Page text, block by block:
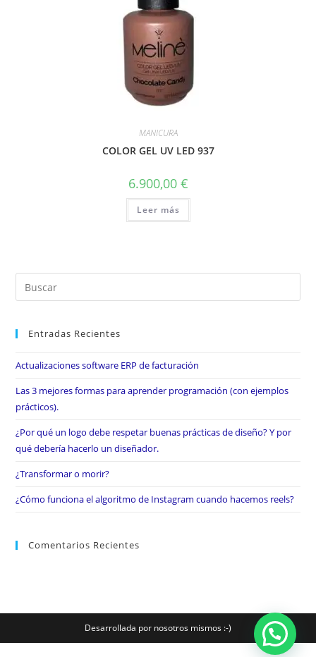
MANICURA
COLOR GEL UV LED 937
6.900,00 €
Leer más
Entradas Recientes
Actualizaciones software ERP de facturación
Las 3 mejores formas para aprender programación (con ejemplos
prácticos).
¿Por qué un logo debe respetar buenas prácticas de diseño? Y por
qué debería hacerlo un diseñador.
¿Transformar o morir?
¿Cómo funciona el algoritmo de Instagram cuando hacemos reels?
Comentarios Recientes
Desarrollada por nosotros mismos :-)